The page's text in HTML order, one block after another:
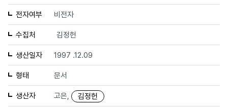
전자여부 비전자
수집처 김정헌
생산일자 1997 .12.09
형태 문서
생산자 고은, 김정헌